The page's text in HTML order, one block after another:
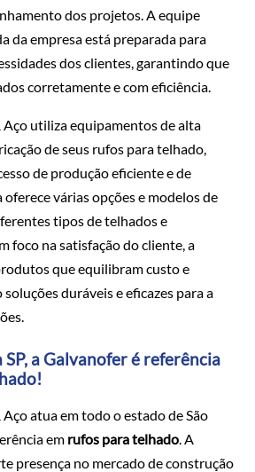
dos projetos. A equipe
da empresa está preparada para
dos clientes, garantindo que
corretamente e com eficiência.
utiliza equipamentos de alta
de seus rufos para telhado,
de produção eficiente e de
várias opções e modelos de
tipos de telhados e
foco na satisfação do cliente, a
que equilibram custo e
duráveis e eficazes para a
a Galvanofer é referência
atua em todo o estado de São
em rufos para telhado. A
presença no mercado de construção